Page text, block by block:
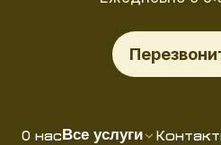
О насВсе услуги